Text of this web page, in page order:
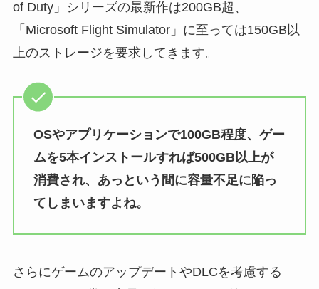
of Duty」シリーズの最新作は200GB超、
「Microsoft Flight Simulator」に至っては150GB以
上のストレージを要求してきます。
OSやアプリケーションで100GB程度、ゲー
ムを5本インストールすれば500GB以上が
消費され、あっという間に容量不足に陥っ
てしまいますよね。
さらにゲームのアップデートやDLCを考慮する